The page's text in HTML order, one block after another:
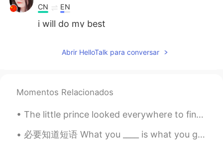
CN EN
i will do my best
EN
Mike 麦克儿
@Aisling 已经不错😁 快一点就可以
Abrir HelloTalk para conversar
Momentos Relacionados
The little prince looked everywhere to find a place to sit down; but the entire planet was cramme...
必要知道短语 What you ____ is what you get. What you focus on is what you get. What you think about ...